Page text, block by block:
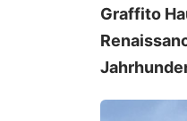
Graffito